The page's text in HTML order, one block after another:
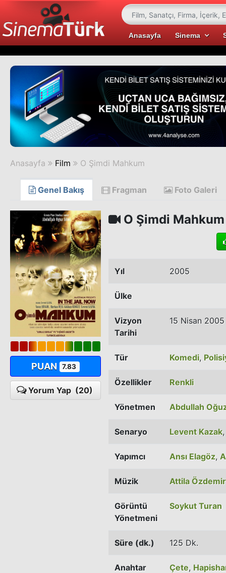
Anasayfa Sinema
Anasayfa Film O Şimdi Mahkum
Genel Bakış Fragman Foto Galeri
PUAN 7.83
Yorum Yap (20)
O Şimdi Mahkum
Yıl 2005
Ülke
Vizyon
Tarihi
15 Nisan 2005
Tür Komedi,
Özellikler Renkli
Yönetmen Abdullah
Senaryo Levent Kazak
Yapımcı Ansı Elagöz,
Müzik Attila
Görüntü
Yönetmeni
Soykut Turan
Süre (dk.) 125 Dk.
Anahtar
Çete,